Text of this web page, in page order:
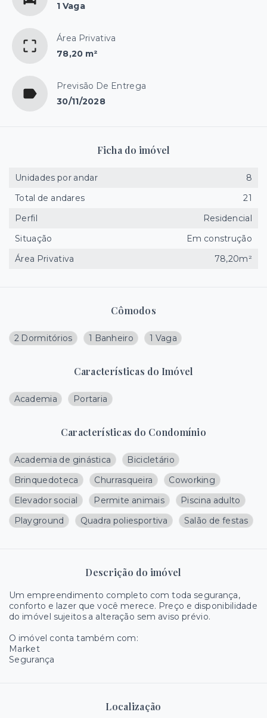
1 Vaga
Área Privativa
78,20 m²
Previsão De Entrega
30/11/2028
Cômodos
2 Dormitórios 1 Banheiro 1 Vaga
Características do Imóvel
Academia Portaria
Características do Condomínio
Academia de ginástica
Bicicletário
Brinquedoteca
Churrasqueira
Coworking
Elevador social
Permite animais
Piscina adulto
Playground
Quadra poliesportiva Salão de festas
Descrição do imóvel
Um empreendimento completo com toda segurança,
conforto e lazer que você merece. Preço e disponibilidade
do imóvel sujeitos a alteração sem aviso prévio.
O imóvel conta também com:
Market
Segurança
Localização
Ficha do imóvel
Unidades por andar
8
Total de andares
21
Perfil
Residencial
Situação
Em construção
Área Privativa
78,20m²